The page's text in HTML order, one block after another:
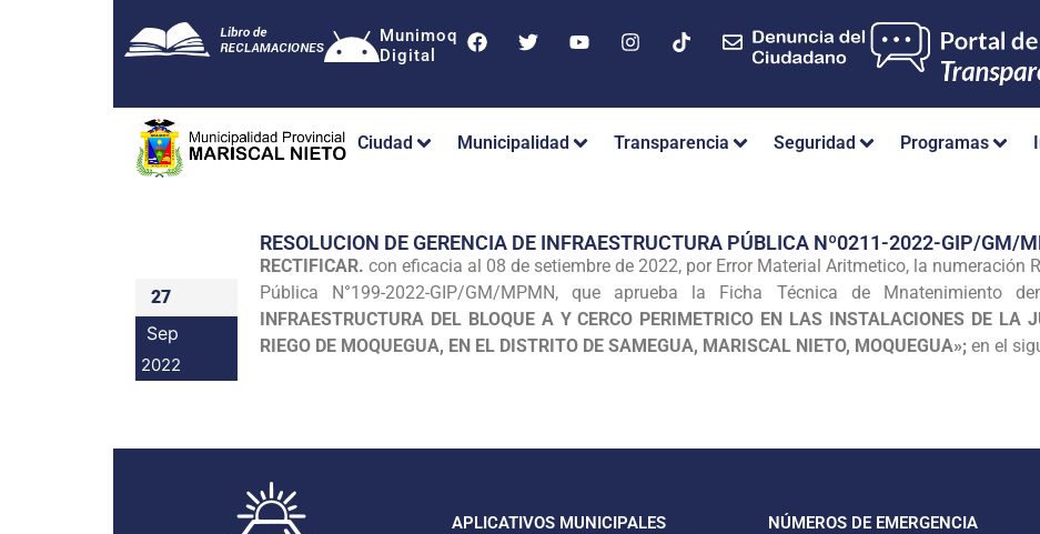
Munimoq
Digital
Ciudad Municipalidad Transparencia Seguridad Programas
27
Sep
2022
RESOLUCION DE GERENCIA DE INFRAESTRUCTURA PÚBLICA Nº0211-2022-GIP/GM/
RECTIFICAR. con eficacia al 08 de setiembre de 2022, por Error Material Aritmetico, la numeración
Pública N°199-2022-GIP/GM/MPMN, que aprueba la Ficha Técnica de Mnatenimiento
INFRAESTRUCTURA DEL BLOQUE A Y CERCO PERIMETRICO EN LAS INSTALACIONES DE LA
RIEGO DE MOQUEGUA, EN EL DISTRITO DE SAMEGUA, MARISCAL NIETO, MOQUEGUA»; en el
APLICATIVOS MUNICIPALES
NÚMEROS DE EMERGENCIA